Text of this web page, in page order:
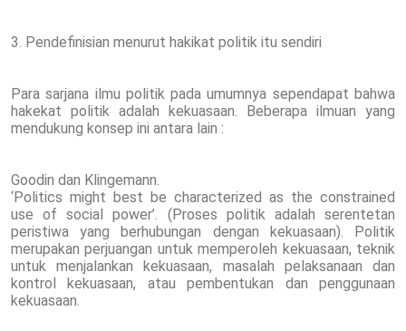
3. Pendefinisian menurut hakikat politik itu sendiri
Para sarjana ilmu politik pada umumnya sependapat bahwa
hakekat politik adalah kekuasaan. Beberapa ilmuan yang
mendukung konsep ini antara lain :
Goodin dan Klingemann.
‘Politics might best be characterized as the constrained
use of social power’. (Proses politik adalah serentetan
peristiwa yang berhubungan dengan kekuasaan). Politik
merupakan perjuangan untuk memperoleh kekuasaan, teknik
untuk menjalankan kekuasaan, masalah pelaksanaan dan
kontrol kekuasaan, atau pembentukan dan penggunaan
kekuasaan.